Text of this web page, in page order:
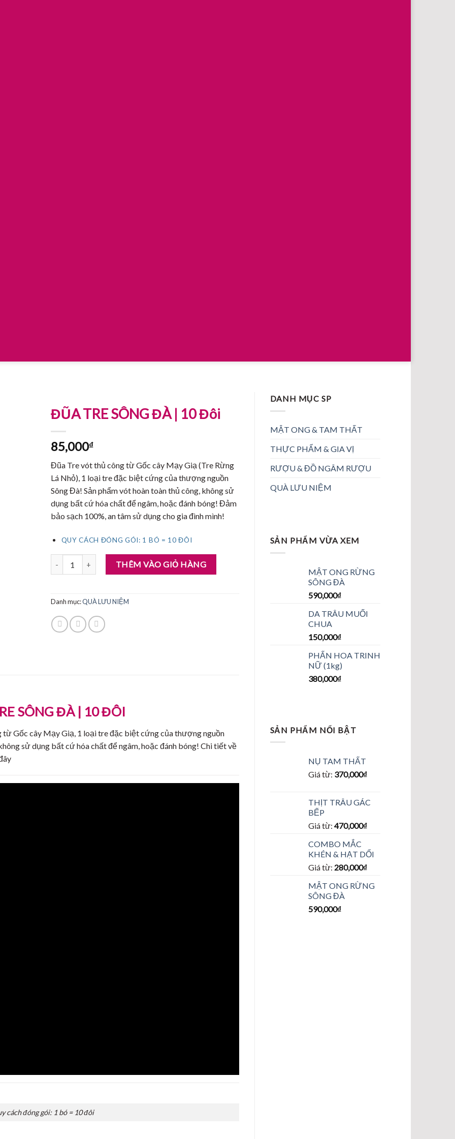
DANH MỤC SP
MẬT ONG & TAM THẤT
THỰC PHẨM & GIA VỊ
RƯỢU & ĐỒ NGÂM RƯỢU
QUÀ LƯU NIỆM
SẢN PHẨM VỪA XEM
MẬT ONG RỪNG
SÔNG ĐÀ
590,000₫
DA TRÂU MUỐI
CHUA
150,000₫
PHẤN HOA TRINH
NỮ (1kg)
380,000₫
SẢN PHẨM NỔI BẬT
NỤ TAM THẤT
Giá từ: 370,000₫
THỊT TRÂU GÁC
BẾP
Giá từ: 470,000₫
COMBO MẮC
KHÉN & HẠT DỔI
Giá từ: 280,000₫
MẬT ONG RỪNG
SÔNG ĐÀ
590,000₫
ĐŨA TRE SÔNG ĐÀ | 10 Đôi
85,000₫
Đũa Tre vót thủ công từ Gốc cây Mạy Giạ (Tre Rừng
Lá Nhỏ), 1 loại tre đặc biệt cứng của thượng nguồn
Sông Đà! Sản phẩm vót hoàn toàn thủ công, không sử
dụng bất cứ hóa chất để ngâm, hoặc đánh bóng! Đảm
bảo sạch 100%, an tâm sử dụng cho gia đình mình!
QUY CÁCH ĐÓNG GÓI: 1 BÓ = 10 ĐÔI
ĐŨA TRE SÔNG ĐÀ | 10 Đôi số lượng
THÊM VÀO GIỎ HÀNG
Danh mục:QUÀ LƯU NIỆM
SÔNG ĐÀ | 10 ĐÔI
Gốc cây Mạy Giạ, 1 loại tre đặc biệt cứng của thượng nguồn
sử dụng bất cứ hóa chất để ngâm, hoặc đánh bóng! Chi tiết về
cách đóng gói: 1 bó = 10 đôi